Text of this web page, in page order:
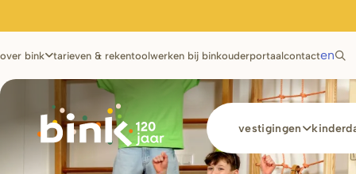
over bink tarieven & rekentoolwerken bij binkouderportaalcontacten
Main
navigationvestigingen